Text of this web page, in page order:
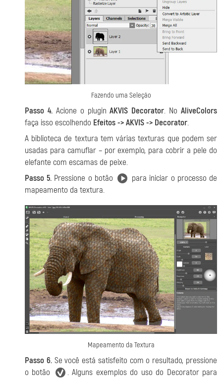
Fazendo uma Seleção
Passo 4.Acione o pluginAKVIS Decorator. No AliveColors
faça isso escolhendo Efeitos -> AKVIS -> Decorator.
A biblioteca de textura tem várias texturas que podem ser
usadas para camuflar – por exemplo, para cobrir a pele do
elefante com escamas de peixe.
Passo 5. Pressione o botão
para iniciar o processo de
mapeamento da textura.
Mapeamento da Textura
Passo 6.Se você está satisfeito com o resultado, pressione
o botão
. Alguns exemplos do uso do Decorator para